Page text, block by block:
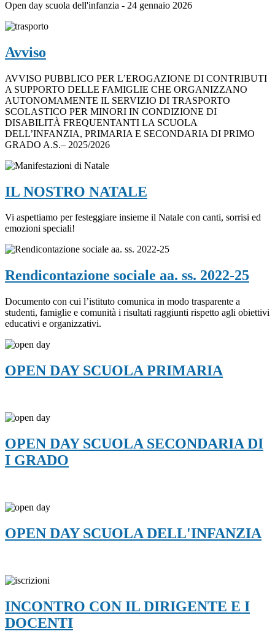
Open day scuola dell'infanzia - 24 gennaio 2026
Avviso
AVVISO PUBBLICO PER L’EROGAZIONE DI CONTRIBUTI
A SUPPORTO DELLE FAMIGLIE CHE ORGANIZZANO
AUTONOMAMENTE IL SERVIZIO DI TRASPORTO
SCOLASTICO PER MINORI IN CONDIZIONE DI
DISABILITÀ FREQUENTANTI LA SCUOLA
DELL’INFANZIA, PRIMARIA E SECONDARIA DI PRIMO
GRADO A.S.– 2025/2026
IL NOSTRO NATALE
Vi aspettiamo per festeggiare insieme il Natale con canti, sorrisi ed
emozioni speciali!
Rendicontazione sociale aa. ss. 2022-25
Documento con cui l’istituto comunica in modo trasparente a
studenti, famiglie e comunità i risultati raggiunti rispetto agli obiettivi
educativi e organizzativi.
OPEN DAY SCUOLA PRIMARIA
OPEN DAY SCUOLA SECONDARIA DI
I GRADO
OPEN DAY SCUOLA DELL'INFANZIA
INCONTRO CON IL DIRIGENTE E I
DOCENTI